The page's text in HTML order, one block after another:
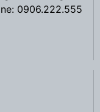
0906.222.555